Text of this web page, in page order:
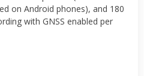
on Android phones), and 180
with GNSS enabled per